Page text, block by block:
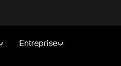
Entreprise